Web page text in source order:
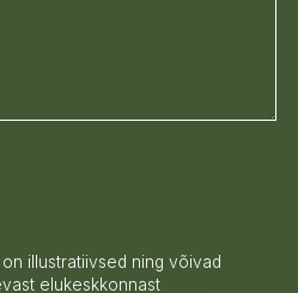
illustratiivsed ning võivad
elukeskkonnast